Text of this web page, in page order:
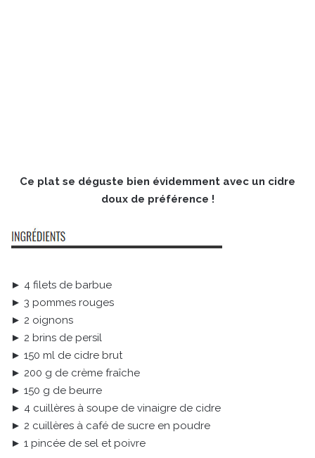
Ce plat se déguste bien évidemment avec un cidre
doux de préférence !
► 4 filets de barbue
► 3 pommes rouges
► 2 oignons
► 2 brins de persil
► 150 ml de cidre brut
► 200 g de crème fraîche
► 150 g de beurre
► 4 cuillères à soupe de vinaigre de cidre
► 2 cuillères à café de sucre en poudre
► 1 pincée de sel et poivre